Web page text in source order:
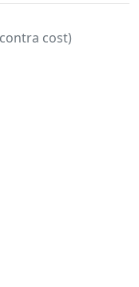
contra cost)